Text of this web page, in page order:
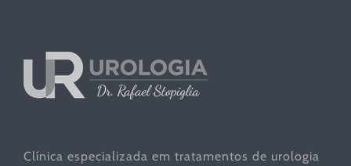
Clínica especializada em tratamentos de urologia